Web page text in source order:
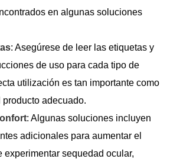
en algunas soluciones
: Asegúrese de leer las etiquetas y
de uso para cada tipo de
utilización es tan importante como
producto adecuado.
: Algunas soluciones incluyen
adicionales para aumentar el
experimentar sequedad ocular,